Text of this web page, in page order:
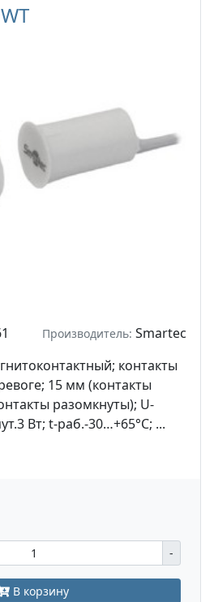
Производитель: Smartec
контакты
15 мм (контакты
разомкнуты); U-
Вт; t-раб.-30…+65°C; ...
-
В корзину